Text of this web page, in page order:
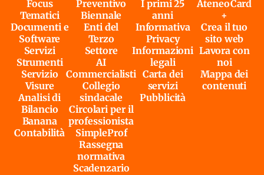
Focus
Tematici
Documenti e
Software
Servizi
Strumenti
Servizio
Visure
Analisi di
Bilancio
Banana
Contabilità
Preventivo
Biennale
Enti del
Terzo
Settore
AI
Commercialisti
Collegio
sindacale
Circolari per il
professionista
SimpleProf
Rassegna
normativa
Scadenzario
I primi 25
anni
Informativa
Privacy
Informazioni
legali
Carta dei
servizi
Pubblicità
AteneoCard
+
Crea il tuo
sito web
Lavora con
noi
Mappa dei
contenuti